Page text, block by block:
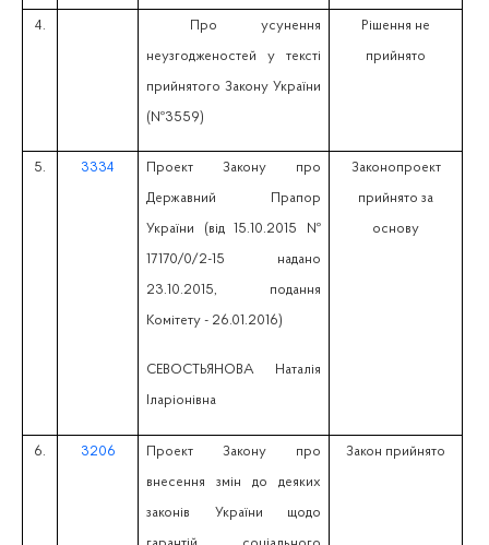
4. Про усунення
неузгодженостей у тексті
прийнятого Закону України
(№3559)
Рішення не
прийнято
5. 3334 Проект Закону про
Державний Прапор
України (вiд 15.10.2015 №
17170/0/2-15 надано
23.10.2015, подання
Комітету - 26.01.2016)
СЕВОСТЬЯНОВА Наталія
Іларіонівна
Законопроект
прийнято за
основу
6. 3206 Проект Закону про
внесення змін до деяких
законів України щодо
Закон прийнято